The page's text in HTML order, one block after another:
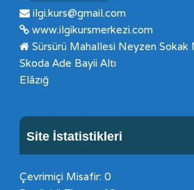
ilgi.kurs@gmail.com
www.ilgikursmerkezi.com
Sürsürü Mahallesi Neyzen
Skoda Ade Bayii Altı
Elâzığ
Site İstatistikleri
Çevrimiçi Misafir: 0